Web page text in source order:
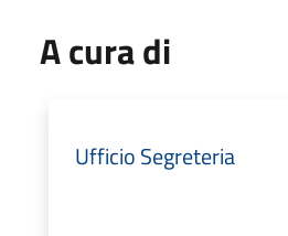
A cura di
Ufficio Segreteria